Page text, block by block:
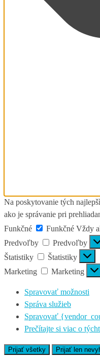
Na poskytovanie tých
ako je správanie pri
Funkčné
Funkčné Vždy
Predvoľby
Predvoľby
Štatistiky
Štatistiky
Marketing
Marketing
Spravovať možnosti
Správa služieb
Spravovať
Prečítajte si viac o
Prijať všetky Prijať len